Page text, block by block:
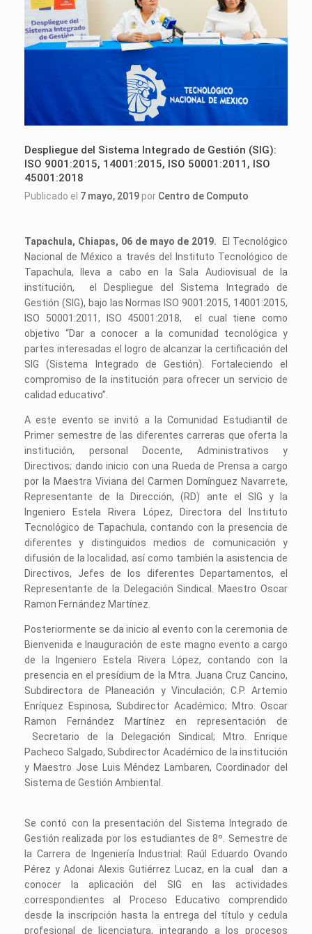
Despliegue del Sistema Integrado de Gestión (SIG):
ISO 9001:2015, 14001:2015, ISO 50001:2011, ISO
45001:2018
Publicado el 7 mayo, 2019por Centro de Computo
Tapachula, Chiapas, 06 de mayo de 2019. El Tecnológico
Nacional de México a través del Instituto Tecnológico de
Tapachula, lleva a cabo en la Sala Audiovisual de la
institución, el Despliegue del Sistema Integrado de
Gestión (SIG), bajo las Normas ISO 9001:2015, 14001:2015,
ISO 50001:2011, ISO 45001:2018, el cual tiene como
objetivo “Dar a conocer a la comunidad tecnológica y
partes interesadas el logro de alcanzar la certificación del
SIG (Sistema Integrado de Gestión). Fortaleciendo el
compromiso de la institución para ofrecer un servicio de
calidad educativo”.
A este evento se invitó a la Comunidad Estudiantil de
Primer semestre de las diferentes carreras que oferta la
institución, personal Docente, Administrativos y
Directivos; dando inicio con una Rueda de Prensa a cargo
por la Maestra Viviana del Carmen Domínguez Navarrete,
Representante de la Dirección, (RD) ante el SIG y la
Ingeniero Estela Rivera López, Directora del Instituto
Tecnológico de Tapachula, contando con la presencia de
diferentes y distinguidos medios de comunicación y
difusión de la localidad, así como también la asistencia de
Directivos, Jefes de los diferentes Departamentos, el
Representante de la Delegación Sindical. Maestro Oscar
Ramon Fernández Martínez.
Posteriormente se da inicio al evento con la ceremonia de
Bienvenida e Inauguración de este magno evento a cargo
de la Ingeniero Estela Rivera López, contando con la
presencia en el presídium de la Mtra. Juana Cruz Cancino,
Subdirectora de Planeación y Vinculación; C.P. Artemio
Enríquez Espinosa, Subdirector Académico; Mtro. Oscar
Ramon Fernández Martínez en representación de
Secretario de la Delegación Sindical; Mtro. Enrique
Pacheco Salgado, Subdirector Académico de la institución
y Maestro Jose Luis Méndez Lambaren, Coordinador del
Sistema de Gestión Ambiental.
Se contó con la presentación del Sistema Integrado de
Gestión realizada por los estudiantes de 8º. Semestre de
la Carrera de Ingeniería Industrial: Raúl Eduardo Ovando
Pérez y Adonai Alexis Gutiérrez Lucaz, en la cual dan a
conocer la aplicación del SIG en las actividades
correspondientes al Proceso Educativo comprendido
desde la inscripción hasta la entrega del título y cedula
profesional de licenciatura, integrando a los procesos